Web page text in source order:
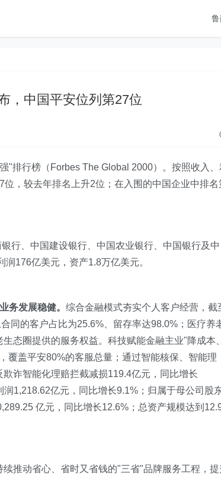
，中国平安位列第27位
"排行榜（Forbes The Global 2000）。按照收入、
，较去年排名上升2位；在入围的中国企业中排名
行、中国建设银行、中国农业银行、中国银行及中
176亿美元，资产1.8万亿美元。
务发展稳健。 综合金融模式夯实个人客户经营，截
同的客户占比为25.6%、留存率达98.0%；医疗养
态圈提供的服务权益。科技赋能金融主业"降成本、
覆盖平安80%的客服总量；通过智能核保、智能理
诈智能化理赔拦截减损119.4亿元，同比增长
1,218.62亿元，同比增长9.1%；归属于母公司股
亿元，同比增长12.6%；总资产规模达到
续推动省心、省时又省钱的"三省"品牌服务工程，提